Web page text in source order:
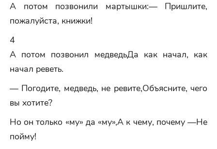
А потом позвонили мартышки:— Пришлите,
пожалуйста, книжки!
4
А потом позвонил медведьДа как начал, как
начал реветь.
— Погодите, медведь, не ревите,Объясните, чего
вы хотите?
Но он только «му» да «му»,А к чему, почему —Не
пойму!